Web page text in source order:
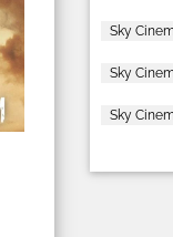
Sky
Sky
Sky